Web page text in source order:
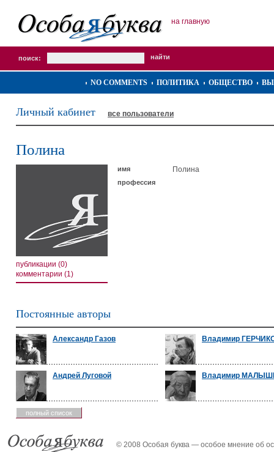
на главную
поиск:
NO COMMENTS ПОЛИТИКА ОБЩЕСТВО
Личный кабинет все пользователи
Полина
публикации (0)
комментарии (1)
имя Полина
профессия
Постоянные авторы
Александр Газов Владимир
Андрей Луговой Владимир
полный список
© 2008 Особая буква — особое мнение об